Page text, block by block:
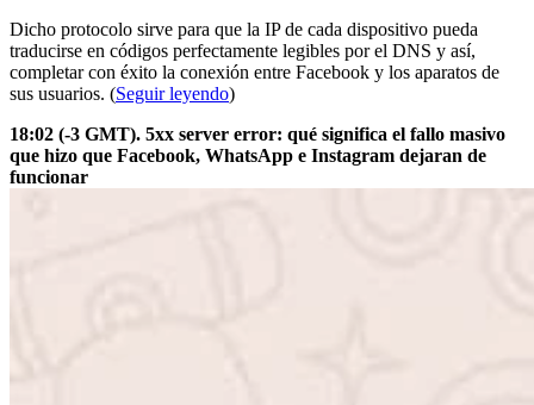
Dicho protocolo sirve para que la IP de cada dispositivo pueda
traducirse en códigos perfectamente legibles por el DNS y así,
completar con éxito la conexión entre Facebook y los aparatos de
sus usuarios. (Seguir leyendo)
18:02 (-3 GMT). 5xx server error: qué significa el fallo masivo
que hizo que Facebook, WhatsApp e Instagram dejaran de
funcionar